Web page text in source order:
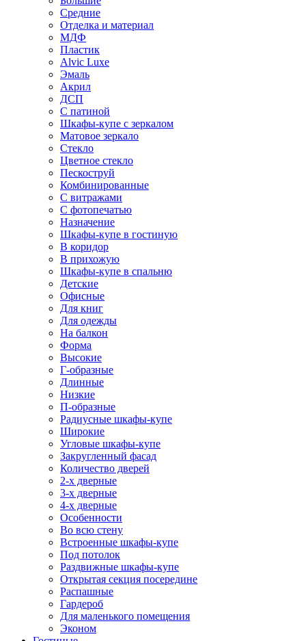
Средние
Отделка и материал
МДФ
Пластик
Alvic Luxe
Эмаль
Акрил
ДСП
С патиной
Шкафы-купе с зеркалом
Матовое зеркало
Стекло
Цветное стекло
Пескоструй
Комбинированные
С витражами
С фотопечатью
Назначение
Шкафы-купе в гостиную
В коридор
В прихожую
Шкафы-купе в спальню
Детские
Офисные
Для книг
Для одежды
На балкон
Форма
Высокие
Г-образные
Длинные
Низкие
П-образные
Радиусные шкафы-купе
Широкие
Угловые шкафы-купе
Закругленный фасад
Количество дверей
2-х дверные
3-х дверные
4-х дверные
Особенности
Во всю стену
Встроенные шкафы-купе
Под потолок
Раздвижные шкафы-купе
Открытая секция посередине
Распашные
Гардероб
Для маленького помещения
Эконом